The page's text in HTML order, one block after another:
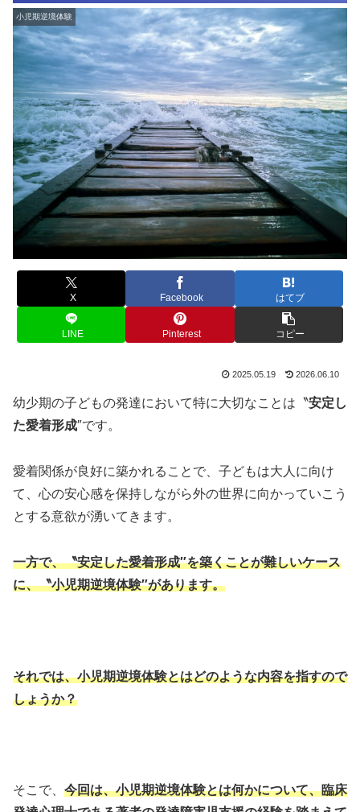
小児期逆境体験
X Facebook はてブ
LINE Pinterest コピー
2025.05.19 2026.06.10
幼少期の子どもの発達において特に大切なことは〝安定し
た愛着形成″です。
愛着関係が良好に築かれることで、子どもは大人に向け
て、心の安心感を保持しながら外の世界に向かっていこう
とする意欲が湧いてきます。
一方で、〝安定した愛着形成″を築くことが難しいケース
に、〝小児期逆境体験″があります。
それでは、小児期逆境体験とはどのような内容を指すので
しょうか？
そこで、 今回は、小児期逆境体験とは何かについて、臨床